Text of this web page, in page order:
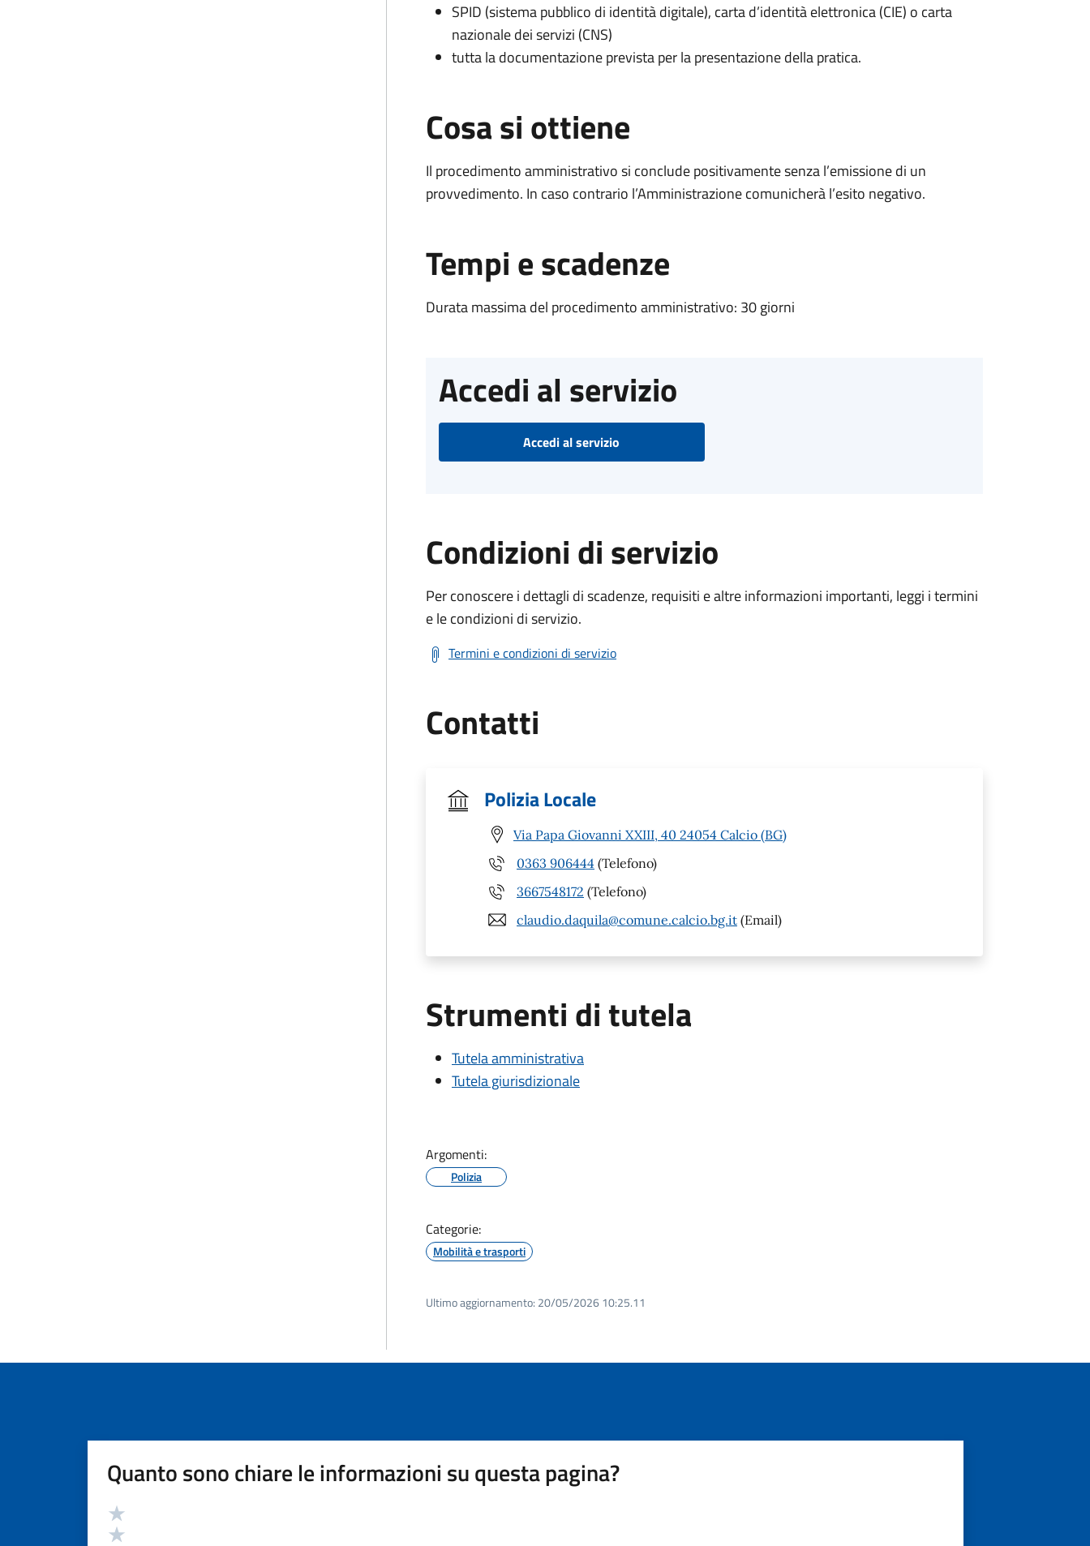
SPID (sistema pubblico di identità digitale), carta d’identità elettronica (CIE) o carta
nazionale dei servizi (CNS)
tutta la documentazione prevista per la presentazione della pratica.
Cosa si ottiene
Il procedimento amministrativo si conclude positivamente senza l’emissione di un
provvedimento. In caso contrario l’Amministrazione comunicherà l’esito negativo.
Tempi e scadenze
Durata massima del procedimento amministrativo: 30 giorni
Accedi al servizio
Accedi al servizio
Condizioni di servizio
Per conoscere i dettagli di scadenze, requisiti e altre informazioni importanti, leggi i termini
e le condizioni di servizio.
Termini e condizioni di servizio
Contatti
Polizia Locale
Via Papa Giovanni XXIII, 40 24054 Calcio (BG)
0363 906444 (Telefono)
3667548172 (Telefono)
claudio.daquila@comune.calcio.bg.it (Email)
Strumenti di tutela
Tutela amministrativa
Tutela giurisdizionale
Argomenti:
Polizia
Categorie:
Mobilità e trasporti
Ultimo aggiornamento: 20/05/2026 10:25.11
Quanto sono chiare le informazioni su questa pagina?
Valutazione